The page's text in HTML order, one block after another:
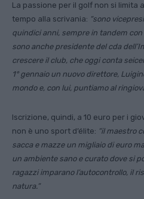
La passione per il golf non si limita
tempo alla scrivania: “sono
quindici anni, sempre in tandem
sono anche presidente del cda
crescere il club, che oggi conta
1° gennaio un nuovo direttore,
mondo e, con lui, puntiamo al
Iscrizione, quindi, a 10 euro per i
non è uno sport d’élite: “il maestro
sacca e mazze un migliaio di euro
un ambiente sano e curato dove si
ragazzi imparano l’autocontrollo, il
natura.”